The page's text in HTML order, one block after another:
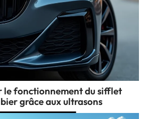
le fonctionnement du sifflet
grâce aux ultrasons